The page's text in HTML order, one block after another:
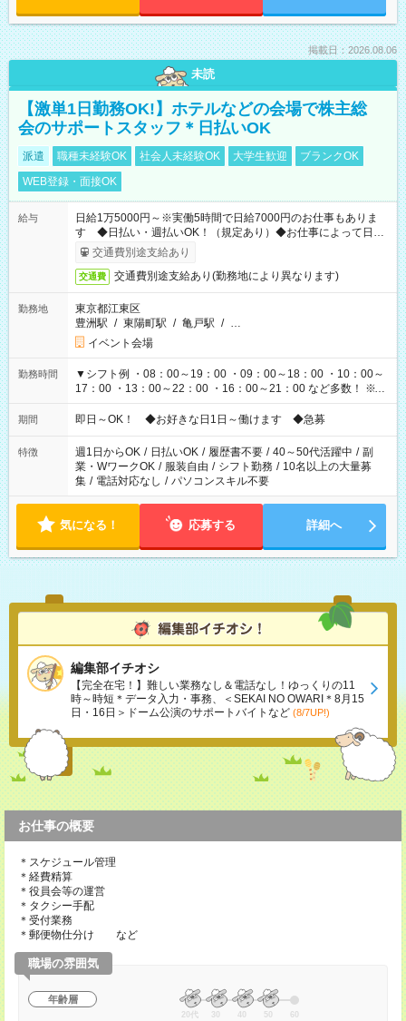
掲載日：2026.08.06
未読
【激単1日勤務OK!】ホテルなどの会場で株主総
会のサポートスタッフ＊日払いOK
派遣 職種未経験OK 社会人未経験OK 大学生歓迎
ブランクOK
WEB登録・面接OK
給与
日給1万5000円～※実働5時間で日給7000円のお仕事もありま
す ◆日払い・週払いOK！（規定あり）◆お仕事によって日給
も異なります
交通費別途支給あり
交通費 交通費別途支給あり(勤務地により異なります)
勤務地
東京都江東区
豊洲駅 / 東陽町駅 / 亀戸駅 / …
イベント会場
勤務時間
▼シフト例 ・08：00～19：00 ・09：00～18：00 ・10：00～
17：00 ・13：00～22：00 ・16：00～21：00 など多数！ ※お
仕事により勤務時間が異なります
期間 即日～OK！ ◆お好きな日1日～働けます ◆急募
特徴 週1日からOK / 日払いOK / 履歴書不要 / 40～50代活躍中 / 副
業・WワークOK / 服装自由 / シフト勤務 / 10名以上の大量募
集 / 電話対応なし / パソコンスキル不要
気になる！ 応募する 詳細へ
編集部イチオシ
【完全在宅！】難しい業務なし＆電話なし！ゆっくりの11
時～時短＊データ入力・事務、＜SEKAI NO OWARI＊8月15
日・16日＞ドーム公演のサポートバイトなど (8/7UP!)
お仕事の概要
＊スケジュール管理
＊経費精算
＊役員会等の運営
＊タクシー手配
＊受付業務
＊郵便物仕分け など
職場の雰囲気
年齢層
20代 30 40 50 60